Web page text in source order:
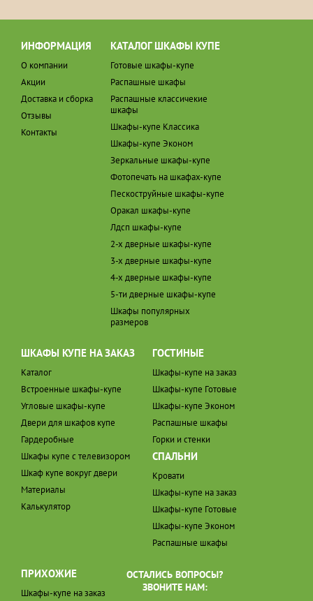
ИНФОРМАЦИЯ
О компании
Акции
Доставка и сборка
Отзывы
Контакты
КАТАЛОГ ШКАФЫ КУПЕ
Готовые шкафы-купе
Распашные шкафы
Распашные классичекие
шкафы
Шкафы-купе Классика
Шкафы-купе Эконом
Зеркальные шкафы-купе
Фотопечать на шкафах-купе
Пескоструйные шкафы-купе
Оракал шкафы-купе
Лдсп шкафы-купе
2-х дверные шкафы-купе
3-х дверные шкафы-купе
4-х дверные шкафы-купе
5-ти дверные шкафы-купе
Шкафы популярных
размеров
ШКАФЫ КУПЕ НА ЗАКАЗ
Каталог
Встроенные шкафы-купе
Угловые шкафы-купе
Двери для шкафов купе
Гардеробные
Шкафы купе с телевизором
Шкаф купе вокруг двери
Материалы
Калькулятор
ГОСТИНЫЕ
Шкафы-купе на заказ
Шкафы-купе Готовые
Шкафы-купе Эконом
Распашные шкафы
Горки и стенки
СПАЛЬНИ
Кровати
Шкафы-купе на заказ
Шкафы-купе Готовые
Шкафы-купе Эконом
Распашные шкафы
ПРИХОЖИЕ
Шкафы-купе на заказ
ОСТАЛИСЬ ВОПРОСЫ?
ЗВОНИТЕ НАМ: